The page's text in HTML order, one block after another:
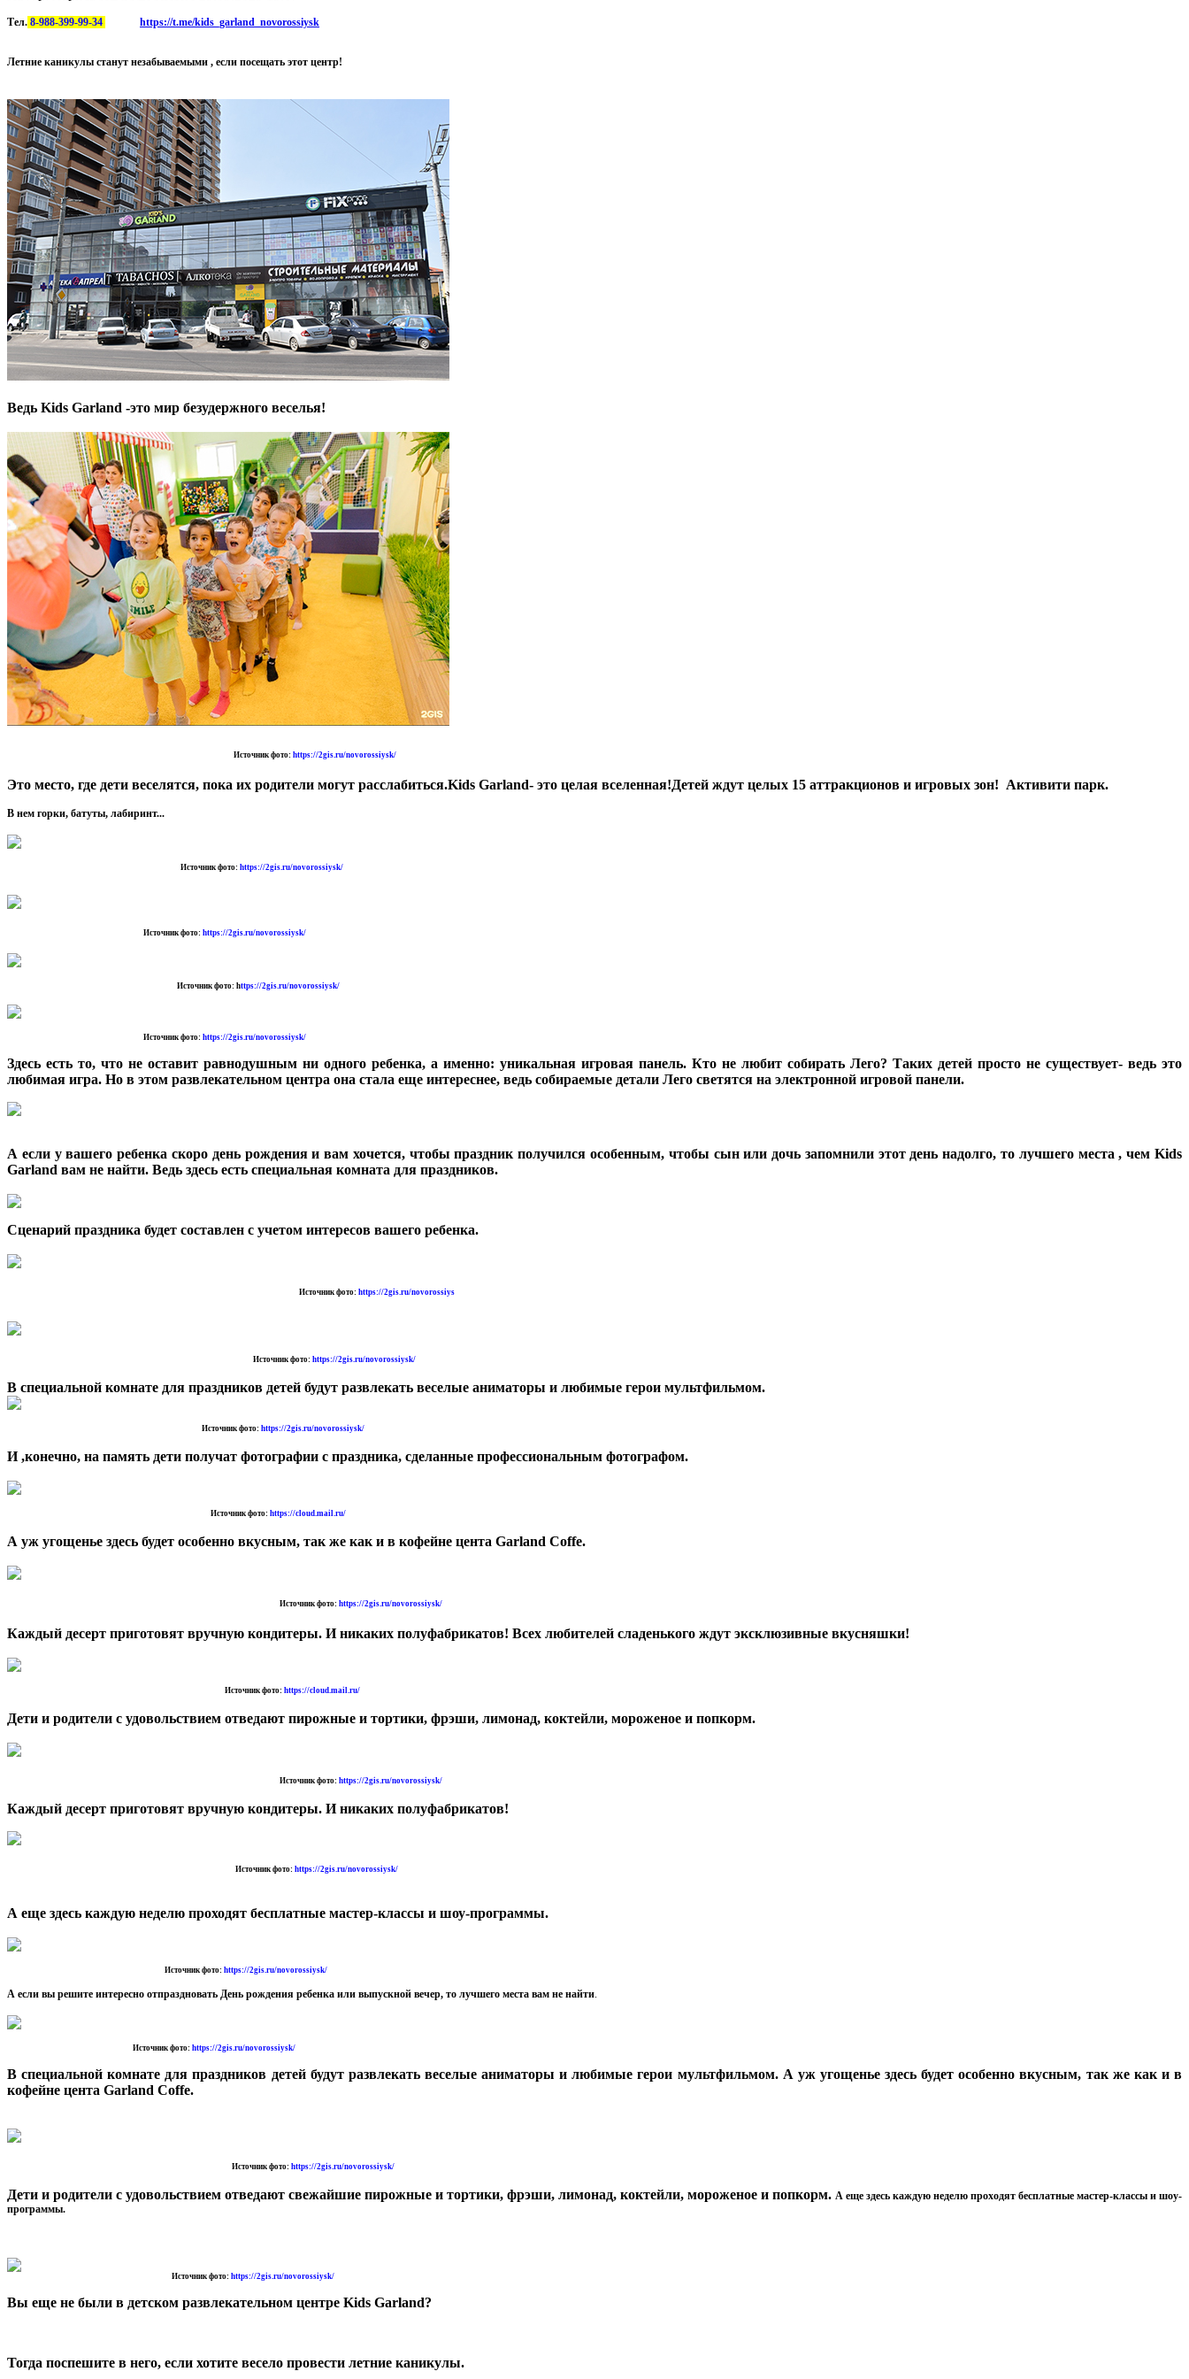
Тел. 8-988-399-99-34 https://t.me/kids_garland_novorossiysk
Летние каникулы станут незабываемыми , если посещать этот центр!
Ведь Kids Garland -это мир безудержного веселья!
Источник фото: https://2gis.ru/novorossiysk/
Это место, где дети веселятся, пока их родители могут расслабиться.Kids Garland- это целая вселенная!Детей ждут целых 15 аттракционов и игровых зон! Активити парк.
В нем горки, батуты, лабиринт...
Источник фото: https://2gis.ru/novorossiysk/
Источник фото: https://2gis.ru/novorossiysk/
Источник фото: https://2gis.ru/novorossiysk/
Источник фото: https://2gis.ru/novorossiysk/
Здесь есть то, что не оставит равнодушным ни одного ребенка, а именно: уникальная игровая панель. Кто не любит собирать Лего? Таких детей просто не существует- ведь это
любимая игра. Но в этом развлекательном центра она стала еще интереснее, ведь собираемые детали Лего светятся на электронной игровой панели.
А если у вашего ребенка скоро день рождения и вам хочется, чтобы праздник получился особенным, чтобы сын или дочь запомнили этот день надолго, то лучшего места , чем Kids
Garland вам не найти. Ведь здесь есть специальная комната для праздников.
Сценарий праздника будет составлен с учетом интересов вашего ребенка.
Источник фото: https://2gis.ru/novorossiys
Источник фото: https://2gis.ru/novorossiysk/
В специальной комнате для праздников детей будут развлекать веселые аниматоры и любимые герои мультфильмом.
Источник фото: https://2gis.ru/novorossiysk/
И ,конечно, на память дети получат фотографии с праздника, сделанные профессиональным фотографом.
Источник фото: https://cloud.mail.ru/
А уж угощенье здесь будет особенно вкусным, так же как и в кофейне цента Garland Coffe.
Источник фото: https://2gis.ru/novorossiysk/
Каждый десерт приготовят вручную кондитеры. И никаких полуфабрикатов! Всех любителей сладенького ждут эксклюзивные вкусняшки!
Источник фото: https://cloud.mail.ru/
Дети и родители с удовольствием отведают пирожные и тортики, фрэши, лимонад, коктейли, мороженое и попкорм.
Источник фото: https://2gis.ru/novorossiysk/
Каждый десерт приготовят вручную кондитеры. И никаких полуфабрикатов!
Источник фото: https://2gis.ru/novorossiysk/
А еще здесь каждую неделю проходят бесплатные мастер-классы и шоу-программы.
Источник фото: https://2gis.ru/novorossiysk/
А если вы решите интересно отпраздновать День рождения ребенка или выпускной вечер, то лучшего места вам не найти.
Источник фото: https://2gis.ru/novorossiysk/
В специальной комнате для праздников детей будут развлекать веселые аниматоры и любимые герои мультфильмом. А уж угощенье здесь будет особенно вкусным, так же как и в
кофейне цента Garland Coffe.
Источник фото: https://2gis.ru/novorossiysk/
Дети и родители с удовольствием отведают свежайшие пирожные и тортики, фрэши, лимонад, коктейли, мороженое и попкорм. А еще здесь каждую неделю проходят бесплатные мастер-классы и шоу-
программы.
Источник фото: https://2gis.ru/novorossiysk/
Вы еще не были в детском развлекательном центре Kids Garland?
Тогда поспешите в него, если хотите весело провести летние каникулы.